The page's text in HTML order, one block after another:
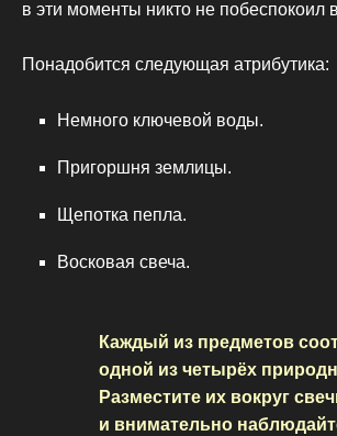
в эти моменты никто не побеспокоил
Понадобится следующая атрибутика:
Немного ключевой воды.
Пригоршня землицы.
Щепотка пепла.
Восковая свеча.
Каждый из предметов
одной из четырёх
Разместите их вокруг
и внимательно